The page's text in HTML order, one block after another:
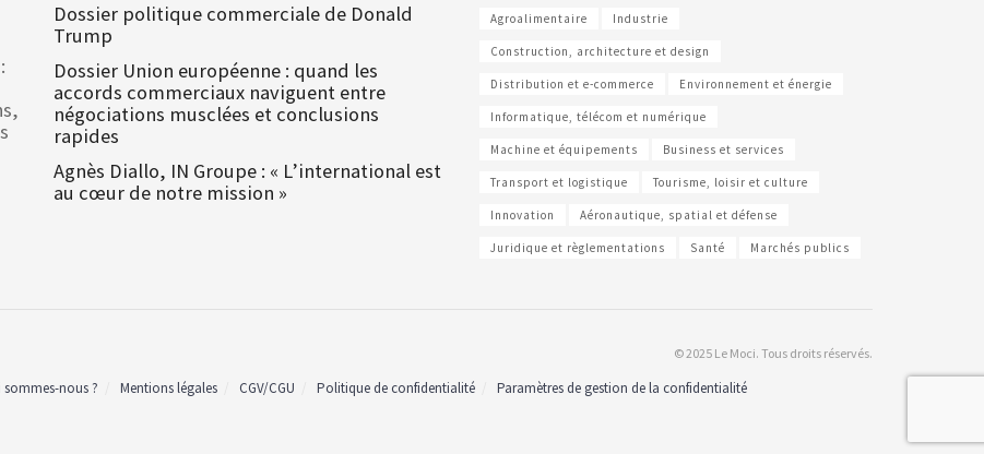
Dossier politique commerciale de Donald
Trump
Dossier Union européenne : quand les
accords commerciaux naviguent entre
négociations musclées et conclusions
rapides
Agnès Diallo, IN Groupe : « L’international est
au cœur de notre mission »
Agroalimentaire Industrie
Construction, architecture et design
Distribution et e-commerce Environnement et énergie
Informatique, télécom et numérique
Machine et équipements Business et services
Transport et logistique Tourisme, loisir et culture
Innovation Aéronautique, spatial et défense
Juridique et règlementations Santé Marchés publics
© 2025 Le Moci. Tous droits réservés.
sommes-nous ? Mentions légales CGV/CGU Politique de confidentialité Paramètres de gestion de la confidentialité